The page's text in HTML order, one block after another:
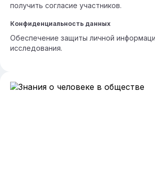
получить согласие участников.
Конфиденциальность данных
Обеспечение защиты личной
исследования.